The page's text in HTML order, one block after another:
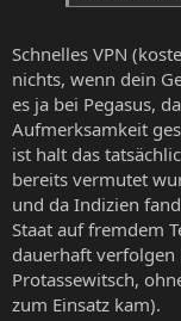
Schnelles VPN
nichts, wenn dein
es ja bei Pegasus,
Aufmerksamkeit
ist halt das
bereits vermutet
und da Indizien
Staat auf fremdem
dauerhaft verfolgen
Protassewitsch,
zum Einsatz kam).